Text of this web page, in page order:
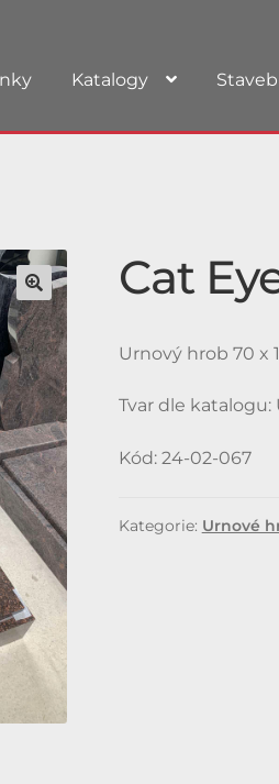
Katalogy
Cat
Urnový hrob 70 x
Tvar dle katalogu:
Kód: 24-02-067
Kategorie: Urnové